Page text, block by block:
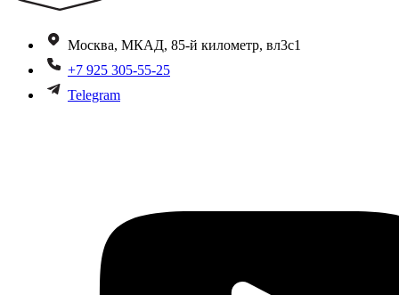
Москва, МКАД, 85-й километр, вл3с1
+7 925 305-55-25
Telegram